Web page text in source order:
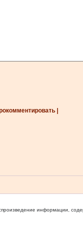
|
информации,